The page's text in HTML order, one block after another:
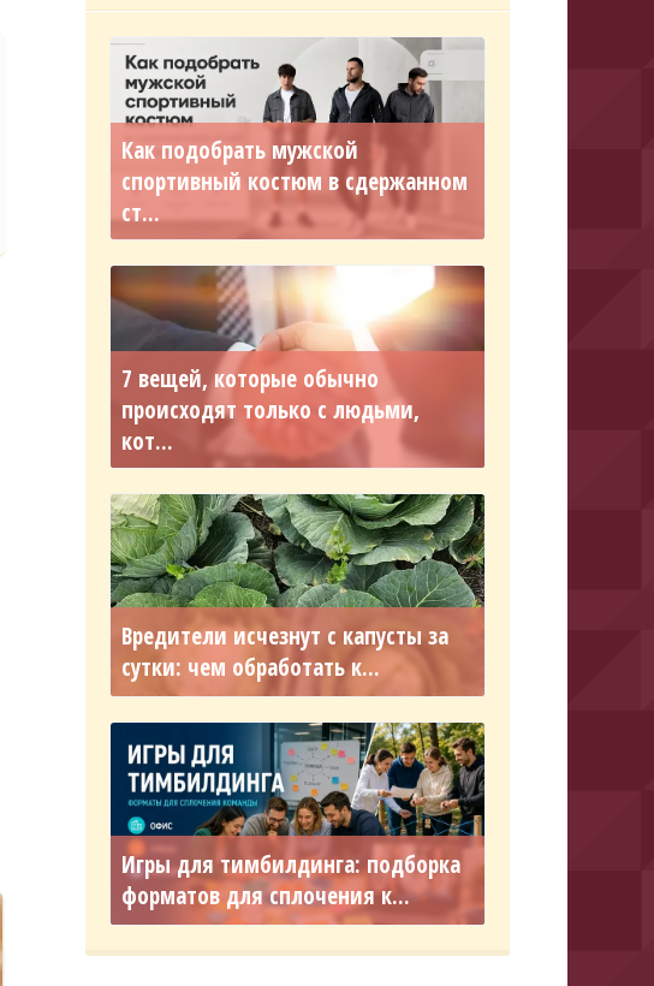
Как подобрать мужской
спортивный костюм в сдержанном
ст...
7 вещей, которые обычно
происходят только с людьми,
кот...
Вредители исчезнут с капусты за
сутки: чем обработать к...
Игры для тимбилдинга: подборка
форматов для сплочения к...